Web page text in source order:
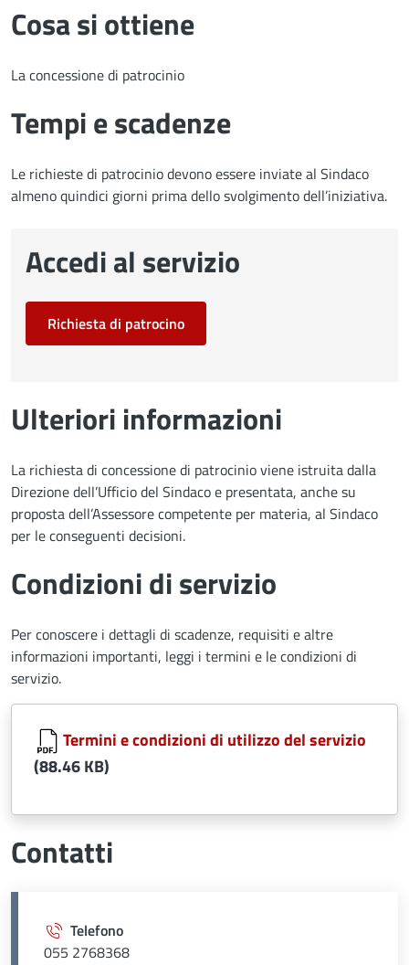
Cosa si ottiene
La concessione di patrocinio
Tempi e scadenze
Le richieste di patrocinio devono essere inviate al Sindaco
almeno quindici giorni prima dello svolgimento dell’iniziativa.
Accedi al servizio
Richiesta di patrocino
Ulteriori informazioni
La richiesta di concessione di patrocinio viene istruita dalla
Direzione dell’Ufficio del Sindaco e presentata, anche su
proposta dell’Assessore competente per materia, al Sindaco
per le conseguenti decisioni.
Condizioni di servizio
Per conoscere i dettagli di scadenze, requisiti e altre
informazioni importanti, leggi i termini e le condizioni di
servizio.
Document
Termini e condizioni di utilizzo del servizio
(88.46 KB)
Contatti
Telefono
055 2768368